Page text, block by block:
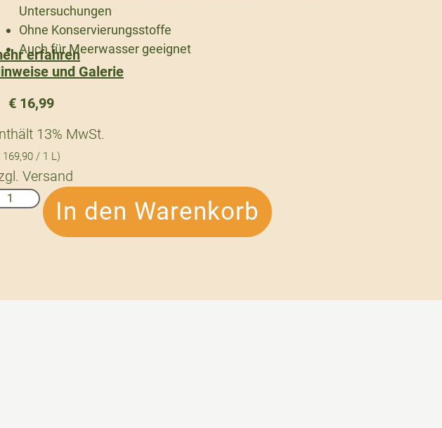
Untersuchungen
Ohne Konservierungsstoffe
Auch für Meerwasser geeignet
erfahren
und Galerie
€ 16,99
13% MwSt.
169,90 / 1 L)
Versand
In den Warenkorb